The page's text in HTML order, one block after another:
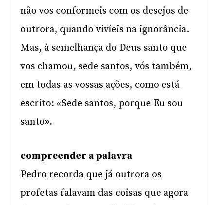
não vos conformeis com os desejos de
outrora, quando vivíeis na ignorância.
Mas, à semelhança do Deus santo que
vos chamou, sede santos, vós também,
em todas as vossas ações, como está
escrito: «Sede santos, porque Eu sou
santo».
compreender a palavra
Pedro recorda que já outrora os
profetas falavam das coisas que agora